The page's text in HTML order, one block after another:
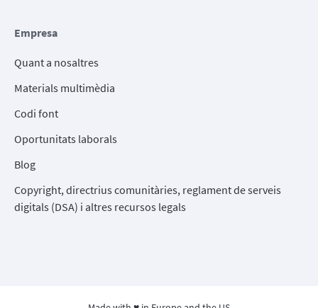
Empresa
Quant a nosaltres
Materials multimèdia
Codi font
Oportunitats laborals
Blog
Copyright, directrius comunitàries, reglament de serveis
digitals (DSA) i altres recursos legals